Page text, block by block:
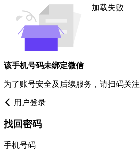
加载失败
该手机号码未绑定微信
为了账号安全及后续服务，请扫码关注
用户登录
找回密码
手机号码